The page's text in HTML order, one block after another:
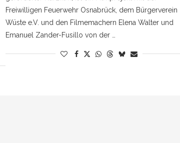
Freiwilligen Feuerwehr Osnabrück, dem Bürgerverein
Wüste e.V. und den Filmemachern Elena Walter und
Emanuel Zander-Fusillo von der …